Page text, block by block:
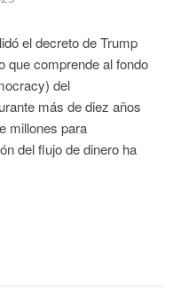
el decreto de Trump
que comprende al fondo
del
más de diez años
millones para
del flujo de dinero ha